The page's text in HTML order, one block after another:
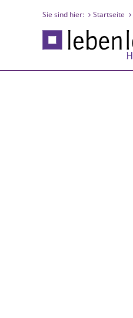
Sie sind hier: Startseite